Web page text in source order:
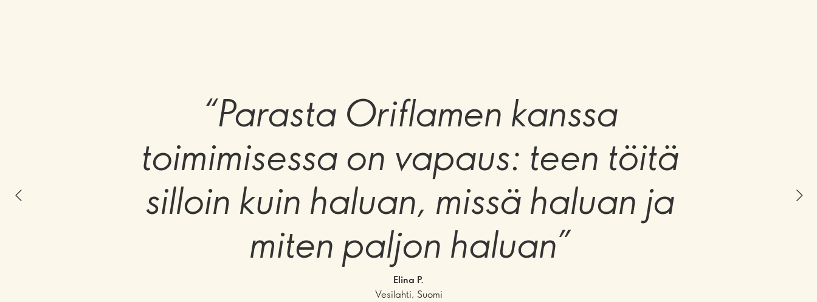
“Parasta Oriflamen kanssa
toimimisessa on vapaus: teen töitä
silloin kuin haluan, missä haluan ja
miten paljon haluan”
Elina P.
Vesilahti, Suomi